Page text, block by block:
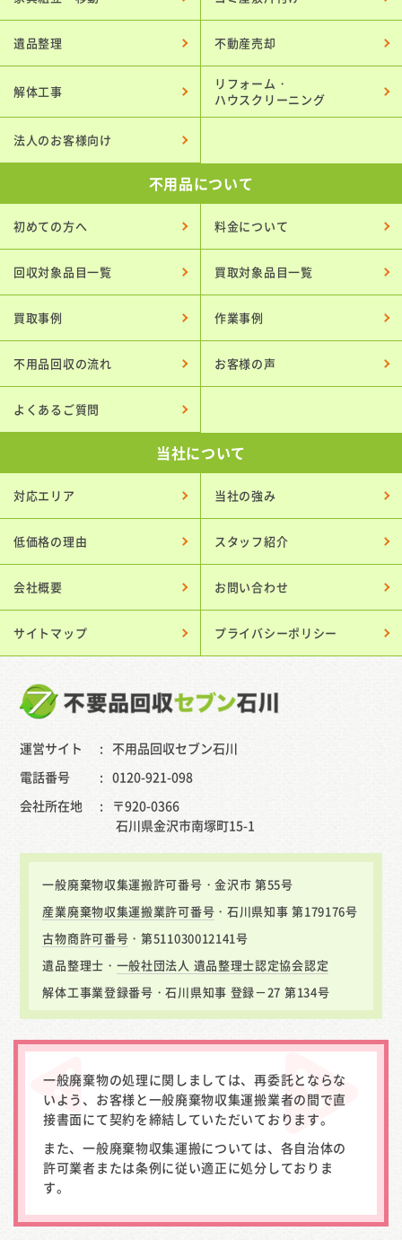
遺品整理 不動産売却
解体工事
リフォーム・
ハウスクリーニング
法人のお客様向け
不用品について
初めての方へ 料金について
回収対象品目一覧 買取対象品目一覧
買取事例 作業事例
不用品回収の流れ お客様の声
よくあるご質問
当社について
対応エリア 当社の強み
低価格の理由 スタッフ紹介
会社概要 お問い合わせ
サイトマップ プライバシーポリシー
運営サイト
不用品回収セブン石川
電話番号
0120-921-098
会社所在地
〒920-0366
石川県金沢市南塚町15-1
一般廃棄物収集運搬許可番号・金沢市 第55号
産業廃棄物収集運搬業許可番号 ・石川県知事 第179176号
古物商許可番号 ・第511030012141号
遺品整理士・ 一般社団法人 遺品整理士認定協会認定
解体工事業登録番号・石川県知事 登録－27 第134号
一般廃棄物の処理に関しましては、再委託とならな
いよう、お客様と一般廃棄物収集運搬業者の間で直
接書面にて契約を締結していただいております。
また、一般廃棄物収集運搬については、各自治体の
許可業者または条例に従い適正に処分しておりま
す。